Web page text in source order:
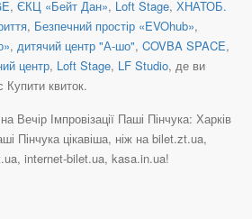
, ЄКЦ «Бейт Дан», Loft Stage, ХНАТОБ.
, Безпечний простір «EVOhub»,
, дитячий центр "А-шо", COVBA SPACE,
центр, Loft Stage, LF Studio, де ви
квиток.
Вечір Імпровізації Паші Пінчука: Харків
Пінчука цікавіша, ніж на bilet.zt.ua,
internet-bilet.ua, kasa.in.ua!